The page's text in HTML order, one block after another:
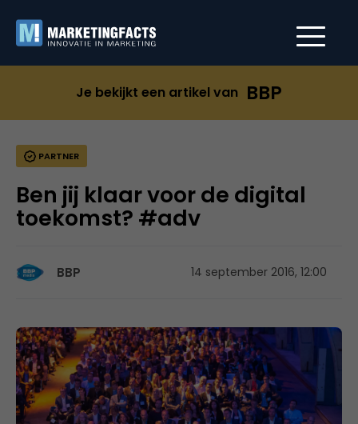
Je bekijkt een artikel van BBP
PARTNER
Ben jij klaar voor de digital
toekomst? #adv
BBP 14 september 2016, 12:00